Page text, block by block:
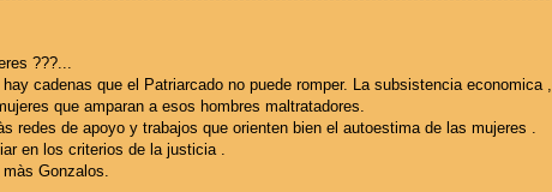
???...
cadenas que el Patriarcado no puede romper. La subsistencia economica ,
que amparan a esos hombres maltratadores.
redes de apoyo y trabajos que orienten bien el autoestima de las mujeres .
en los criterios de la justicia .
Gonzalos.